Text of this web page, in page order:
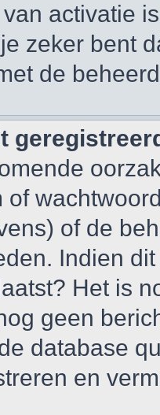
activatie
zeker bent
de
of
of de
Indien
Het is
geen
database
en